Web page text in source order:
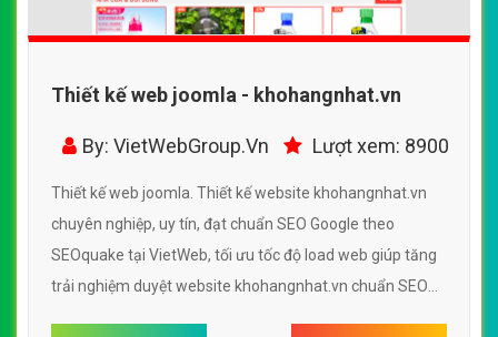
Thiết kế web joomla - khohangnhat.vn
By: VietWebGroup.Vn Lượt xem: 8900
Thiết kế web joomla. Thiết kế website khohangnhat.vn
chuyên nghiệp, uy tín, đạt chuẩn SEO Google theo
SEOquake tại VietWeb, tối ưu tốc độ load web giúp tăng
trải nghiệm duyệt website khohangnhat.vn chuẩn SEO